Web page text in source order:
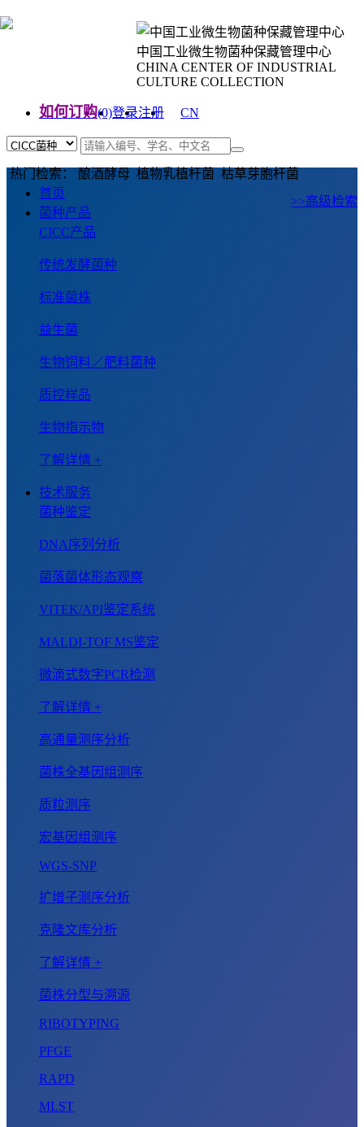
中国工业微生物菌种保藏管理中心
CHINA CENTER OF INDUSTRIAL
CULTURE COLLECTION
如何订购(0)登录注册
CN
热门检索： 酿酒酵母 植物乳植杆菌 枯草芽胞杆菌
>>高级检索
首页
菌种产品
CICC产品
传统发酵菌种
标准菌株
益生菌
生物饲料／肥料菌种
质控样品
生物指示物
了解详情 +
技术服务
菌种鉴定
DNA序列分析
菌落菌体形态观察
VITEK/API鉴定系统
MALDI-TOF MS鉴定
微滴式数字PCR检测
了解详情 +
高通量测序分析
菌株全基因组测序
质粒测序
宏基因组测序
WGS-SNP
扩增子测序分析
克隆文库分析
了解详情 +
菌株分型与溯源
RIBOTYPING
PFGE
RAPD
MLST